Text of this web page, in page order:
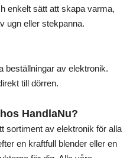
enkelt sätt att skapa varma,
ugn eller stekpanna.
beställningar av elektronik.
till dörren.
HandlaNu?
sortiment av elektronik för alla
en kraftfull blender eller en